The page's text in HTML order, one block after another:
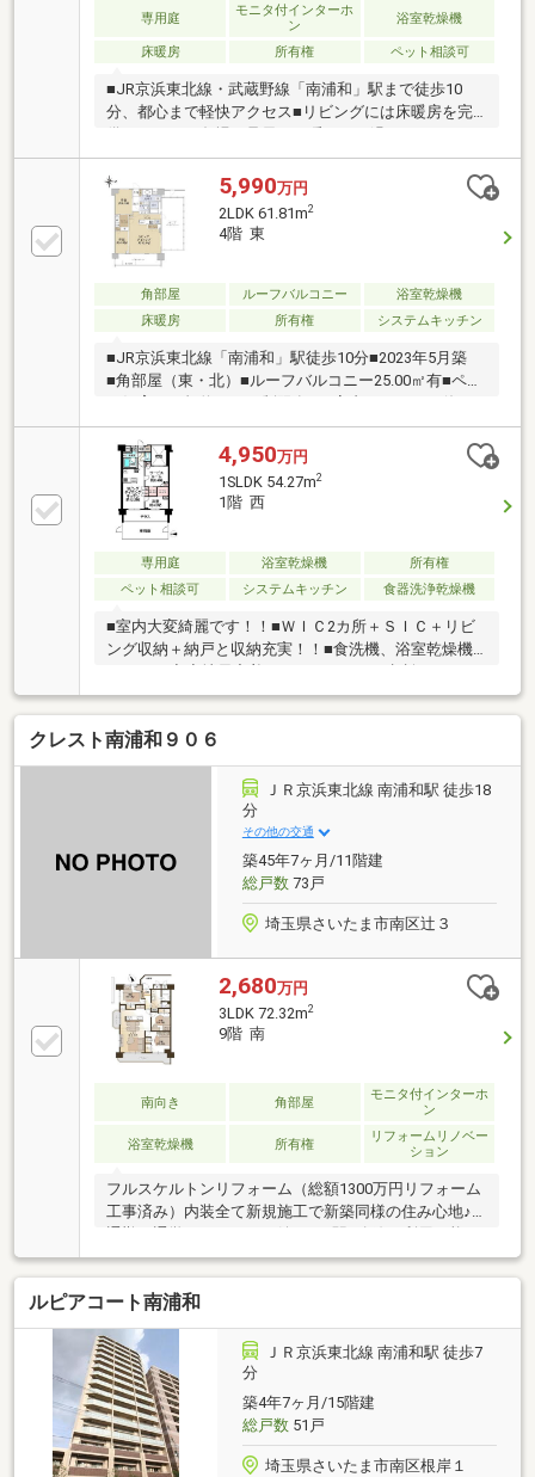
専用庭
モニタ付インターホ
ン
浴室乾燥機
床暖房 所有権 ペット相談可
■JR京浜東北線・武蔵野線「南浦和」駅まで徒歩10
分、都心まで軽快アクセス■リビングには床暖房を完
ます■浄水器や食洗機を備えた使い勝手の良いオリジ
ナルデザインキッチン■スマホアプリで外出先から湯
はりや室内設備のリモコン操作が可能■大容量のファ
ミリークローゼット完備■下階は共用部且つ地下1階部
分となっているため、生活音を気にせず暮らせます
■「トリプルガード」システム採用で安心のセキュリ
ティ■学校・スーパー・公園が徒歩10分圏内に集ま
り、子育て世帯にもおススメの生活利便整った立地■
5,990万円
2LDK 61.81m2
4階 東
角部屋 ルーフバルコニー
浴室乾燥機
床暖房
所有権 システムキッチン
■JR京浜東北線「南浦和」駅徒歩10分■2023年5月築
■角部屋（東・北）■ルーフバルコニー25.00㎡有■ペッ
です■バスルームには窓およびテレビを付設してます
お気軽にお問合せください。
4,950万円
1SLDK 54.27m2
1階 西
専用庭 浴室乾燥機
所有権
ペット相談可
システムキッチン 食器洗浄乾燥機
■室内大変綺麗です！！■ＷＩＣ2カ所＋ＳＩＣ＋リビ
ング収納＋納戸と収納充実！！■食洗機、浴室乾燥機
◆◆■詳細情報をお求めの方は、「資料請求（無
料）」をクリック！■通話料無料０８００－６０３－
２１６３までお問合せ下さい！掲載しきれなかったそ
の他の情報をお伝えします！
クレスト南浦和９０６
ＪＲ京浜東北線 南浦和駅 徒歩18
分
その他の交通
築45年7ヶ月/11階建
総戸数73戸
埼玉県さいたま市南区辻３
2,680万円
3LDK 72.32m2
9階 南
南向き 角部屋
モニタ付インターホ
ン
浴室乾燥機 所有権
リフォームリノベー
ション
フルスケルトンリフォーム（総額1300万円リフォーム
工事済み）内装全て新規施工で新築同様の住み心地♪
家具配置のしやすさにこだわった間取りに、キッチ
ン、洗面台、バス、トイレなど最新仕様の設備を完
備！
ルピアコート南浦和
ＪＲ京浜東北線 南浦和駅 徒歩7
分
築4年7ヶ月/15階建
総戸数51戸
埼玉県さいたま市南区根岸１